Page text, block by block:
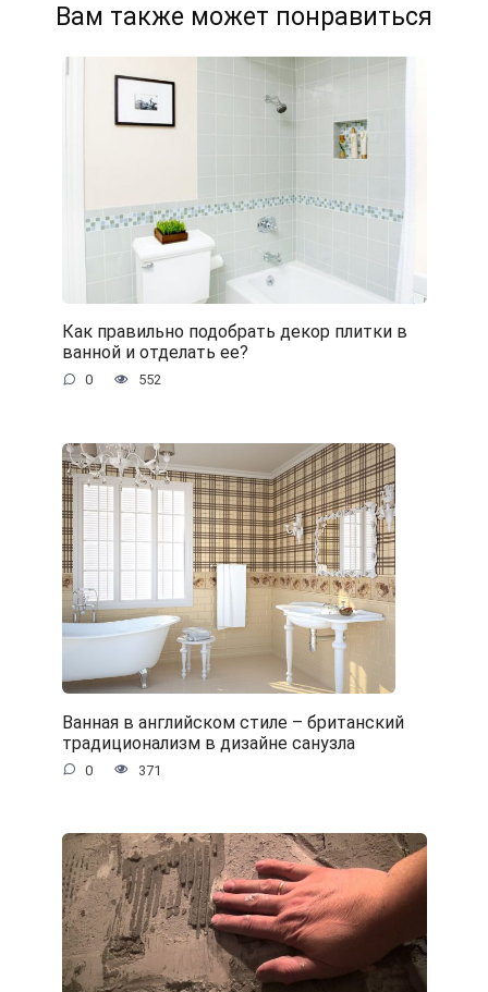
Вам также может понравиться
Как правильно подобрать декор плитки в
ванной и отделать ее?
0 552
Ванная в английском стиле – британский
традиционализм в дизайне санузла
0 371